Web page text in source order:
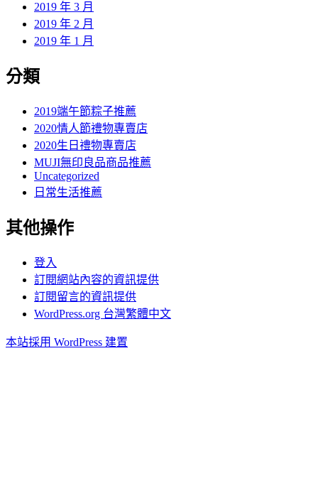
2019 年 3 月
2019 年 2 月
2019 年 1 月
分類
2019端午節粽子推薦
2020情人節禮物專賣店
2020生日禮物專賣店
MUJI無印良品商品推薦
Uncategorized
日常生活推薦
其他操作
登入
訂閱網站內容的資訊提供
訂閱留言的資訊提供
WordPress.org 台灣繁體中文
本站採用 WordPress 建置